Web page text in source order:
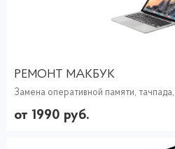
РЕМОНТ МАКБУК
Замена оперативной памяти,
от 1990 руб.